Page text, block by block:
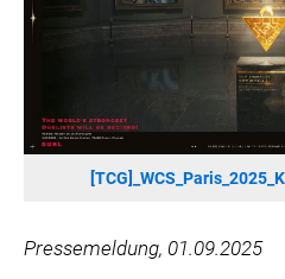
CHERRY
KOSPET
ONKYO
WARNER BROS. DISCOVERY GLOBAL
RABEA ROGGE
Pressemeldung, 01.09.2025